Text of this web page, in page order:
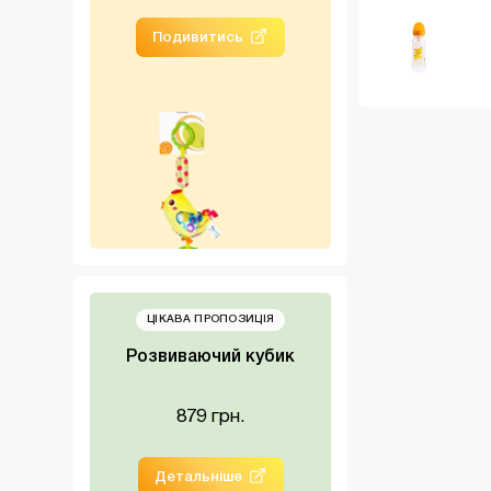
Подивитись Подивитись
ЦІКАВА ПРОПОЗИЦІЯ
Розвиваючий кубик
879 грн.
Детальніше